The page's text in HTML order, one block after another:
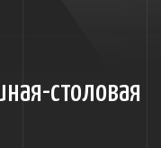
столовая